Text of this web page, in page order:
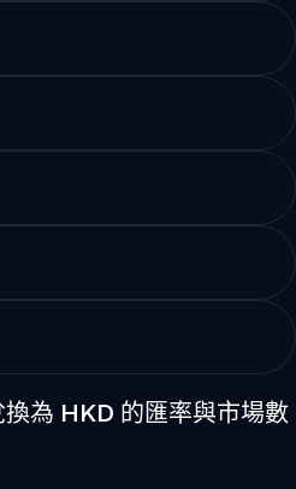
為 HKD 的匯率與市場數